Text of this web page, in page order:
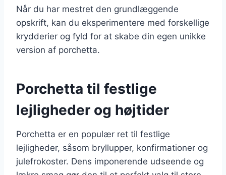
Når du har mestret den grundlæggende
opskrift, kan du eksperimentere med forskellige
krydderier og fyld for at skabe din egen unikke
version af porchetta.
Porchetta til festlige
lejligheder og højtider
Porchetta er en populær ret til festlige
lejligheder, såsom bryllupper, konfirmationer og
julefrokoster. Dens imponerende udseende og